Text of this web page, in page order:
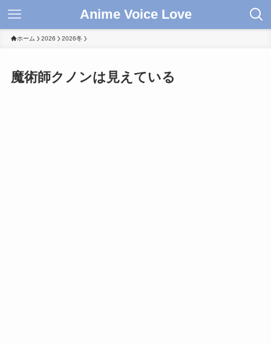
Anime Voice Love
ホーム 2026 2026冬
魔術師クノンは見えている